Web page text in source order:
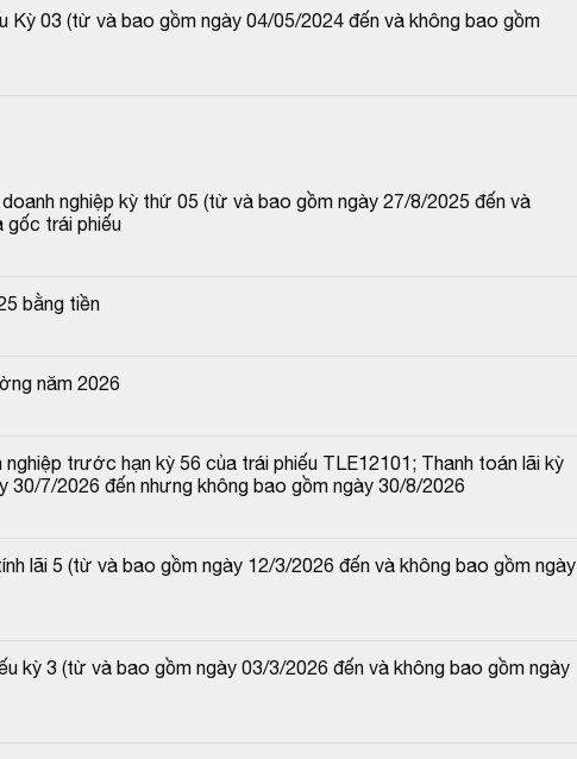
Kỳ 03 (từ và bao gồm ngày 04/05/2024 đến và không bao gồm
nghiệp kỳ thứ 05 (từ và bao gồm ngày 27/8/2025 đến và
gốc trái phiếu
bằng tiền
năm 2026
trước hạn kỳ 56 của trái phiếu TLE12101; Thanh toán lãi kỳ
30/7/2026 đến nhưng không bao gồm ngày 30/8/2026
lãi 5 (từ và bao gồm ngày 12/3/2026 đến và không bao gồm ngày
kỳ 3 (từ và bao gồm ngày 03/3/2026 đến và không bao gồm ngày